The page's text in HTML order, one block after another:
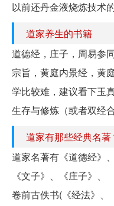
以前还丹金液烧炼技术
道家养生的书籍
道德经，庄子，周易参
宗旨，黄庭内景经，黄
学比较难，建议看下玉
生存与修炼（或者双经合
道家有那些经典名著
道家名著有《道德经》
《文子》、《庄子》、
卷前古佚书(《经法》、